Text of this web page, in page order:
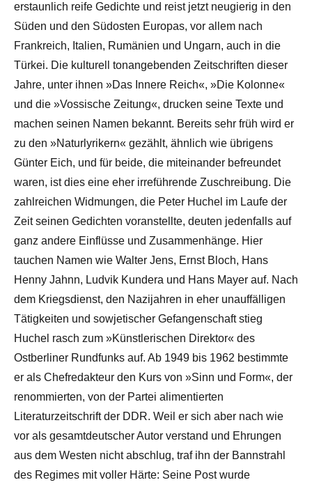
erstaunlich reife Gedichte und reist jetzt neugierig in den
Süden und den Südosten Europas, vor allem nach
Frankreich, Italien, Rumänien und Ungarn, auch in die
Türkei. Die kulturell tonangebenden Zeitschriften dieser
Jahre, unter ihnen »Das Innere Reich«, »Die Kolonne«
und die »Vossische Zeitung«, drucken seine Texte und
machen seinen Namen bekannt. Bereits sehr früh wird er
zu den »Naturlyrikern« gezählt, ähnlich wie übrigens
Günter Eich, und für beide, die miteinander befreundet
waren, ist dies eine eher irreführende Zuschreibung. Die
zahlreichen Widmungen, die Peter Huchel im Laufe der
Zeit seinen Gedichten voranstellte, deuten jedenfalls auf
ganz andere Einflüsse und Zusammenhänge. Hier
tauchen Namen wie Walter Jens, Ernst Bloch, Hans
Henny Jahnn, Ludvik Kundera und Hans Mayer auf. Nach
dem Kriegsdienst, den Nazijahren in eher unauffälligen
Tätigkeiten und sowjetischer Gefangenschaft stieg
Huchel rasch zum »Künstlerischen Direktor« des
Ostberliner Rundfunks auf. Ab 1949 bis 1962 bestimmte
er als Chefredakteur den Kurs von »Sinn und Form«, der
renommierten, von der Partei alimentierten
Literaturzeitschrift der DDR. Weil er sich aber nach wie
vor als gesamtdeutscher Autor verstand und Ehrungen
aus dem Westen nicht abschlug, traf ihn der Bannstrahl
des Regimes mit voller Härte: Seine Post wurde